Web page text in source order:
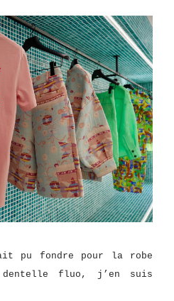
pu fondre pour la robe
fluo, j’en suis